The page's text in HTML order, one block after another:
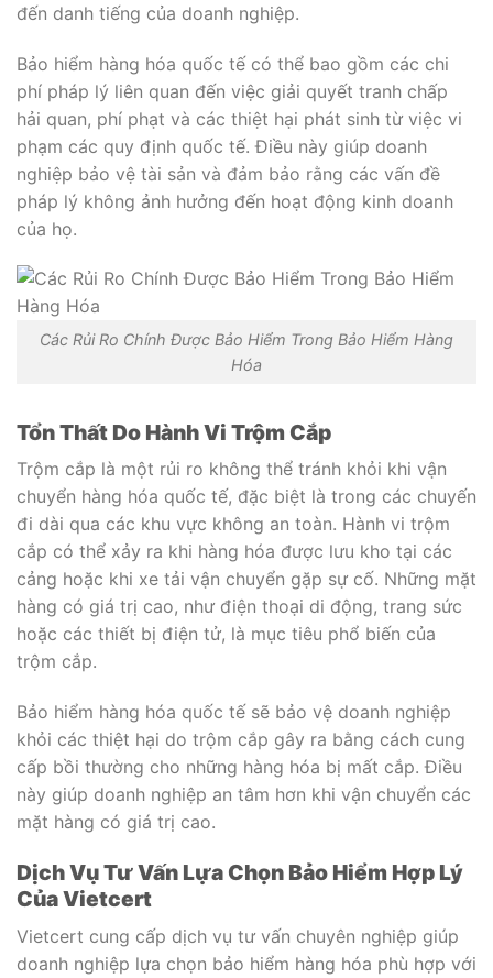
đến danh tiếng của doanh nghiệp.
Bảo hiểm hàng hóa quốc tế có thể bao gồm các chi
phí pháp lý liên quan đến việc giải quyết tranh chấp
hải quan, phí phạt và các thiệt hại phát sinh từ việc vi
phạm các quy định quốc tế. Điều này giúp doanh
nghiệp bảo vệ tài sản và đảm bảo rằng các vấn đề
pháp lý không ảnh hưởng đến hoạt động kinh doanh
của họ.
Các Rủi Ro Chính Được Bảo Hiểm Trong Bảo Hiểm Hàng
Hóa
Tổn Thất Do Hành Vi Trộm Cắp
Trộm cắp là một rủi ro không thể tránh khỏi khi vận
chuyển hàng hóa quốc tế, đặc biệt là trong các chuyến
đi dài qua các khu vực không an toàn. Hành vi trộm
cắp có thể xảy ra khi hàng hóa được lưu kho tại các
cảng hoặc khi xe tải vận chuyển gặp sự cố. Những mặt
hàng có giá trị cao, như điện thoại di động, trang sức
hoặc các thiết bị điện tử, là mục tiêu phổ biến của
trộm cắp.
Bảo hiểm hàng hóa quốc tế sẽ bảo vệ doanh nghiệp
khỏi các thiệt hại do trộm cắp gây ra bằng cách cung
cấp bồi thường cho những hàng hóa bị mất cắp. Điều
này giúp doanh nghiệp an tâm hơn khi vận chuyển các
mặt hàng có giá trị cao.
Dịch Vụ Tư Vấn Lựa Chọn Bảo Hiểm Hợp Lý
Của Vietcert
Vietcert cung cấp dịch vụ tư vấn chuyên nghiệp giúp
doanh nghiệp lựa chọn bảo hiểm hàng hóa phù hợp với